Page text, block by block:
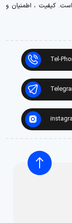
است. کیفیت ، اطمنیان و
Tel-